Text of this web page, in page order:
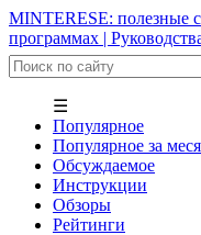
MINTERESE: полезные
программах |
☰
Популярное
Популярное за
Обсуждаемое
Инструкции
Обзоры
Рейтинги